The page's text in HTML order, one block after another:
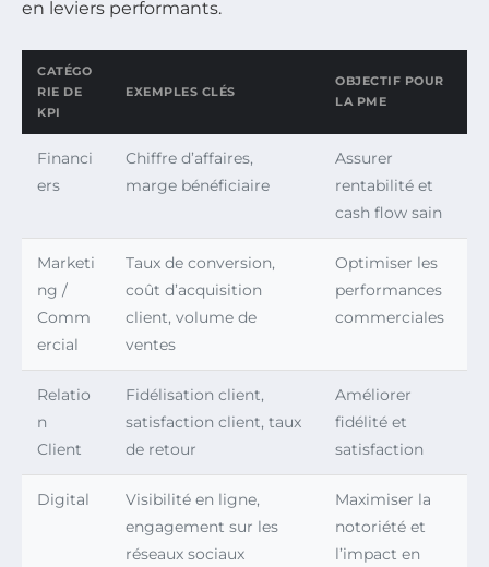
en leviers performants.
CATÉGO
RIE DE
KPI
EXEMPLES CLÉS
OBJECTIF POUR
LA PME
Financi
ers
Chiffre d’affaires,
marge bénéficiaire
Assurer
rentabilité et
cash flow sain
Marketi
ng /
Comm
ercial
Taux de conversion,
coût d’acquisition
client, volume de
ventes
Optimiser les
performances
commerciales
Relatio
n
Client
Fidélisation client,
satisfaction client, taux
de retour
Améliorer
fidélité et
satisfaction
Digital
Visibilité en ligne,
engagement sur les
réseaux sociaux
Maximiser la
notoriété et
l’impact en